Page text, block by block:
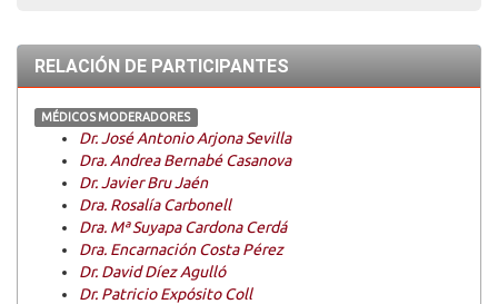
RELACIÓN DE PARTICIPANTES
MÉDICOS MODERADORES
Dr. José Antonio Arjona Sevilla
Dra. Andrea Bernabé Casanova
Dr. Javier Bru Jaén
Dra. Rosalía Carbonell
Dra. Mª Suyapa Cardona Cerdá
Dra. Encarnación Costa Pérez
Dr. David Díez Agulló
Dr. Patricio Expósito Coll